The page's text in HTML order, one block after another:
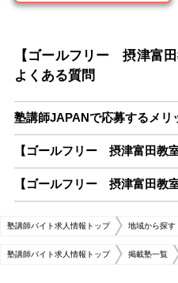
【ゴールフリー 摂津富
よくある質問
塾講師JAPANで応募するメリ
【ゴールフリー 摂津富田教
【ゴールフリー 摂津富田教
塾講師バイト求人情報トップ 地域から探す
塾講師バイト求人情報トップ 掲載塾一覧